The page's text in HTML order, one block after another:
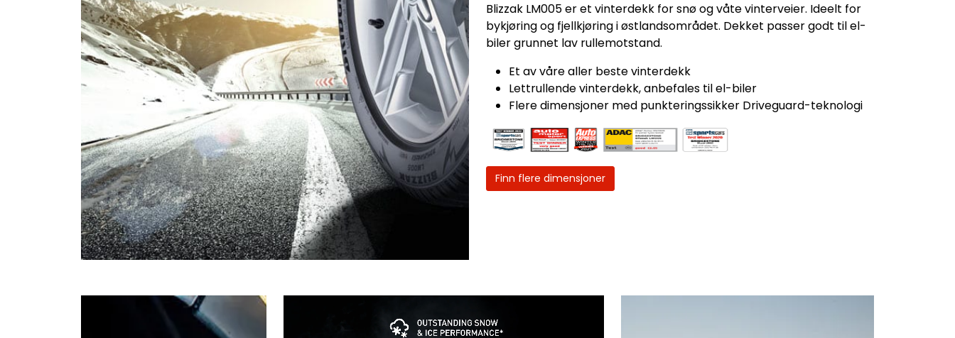
Blizzak LM005 er et vinterdekk for snø og våte vinterveier. Ideelt for
bykjøring og fjellkjøring i østlandsområdet. Dekket passer godt til el-
biler grunnet lav rullemotstand.
Et av våre aller beste vinterdekk
Lettrullende vinterdekk, anbefales til el-biler
Flere dimensjoner med punkteringssikker Driveguard-teknologi
Finn flere dimensjoner